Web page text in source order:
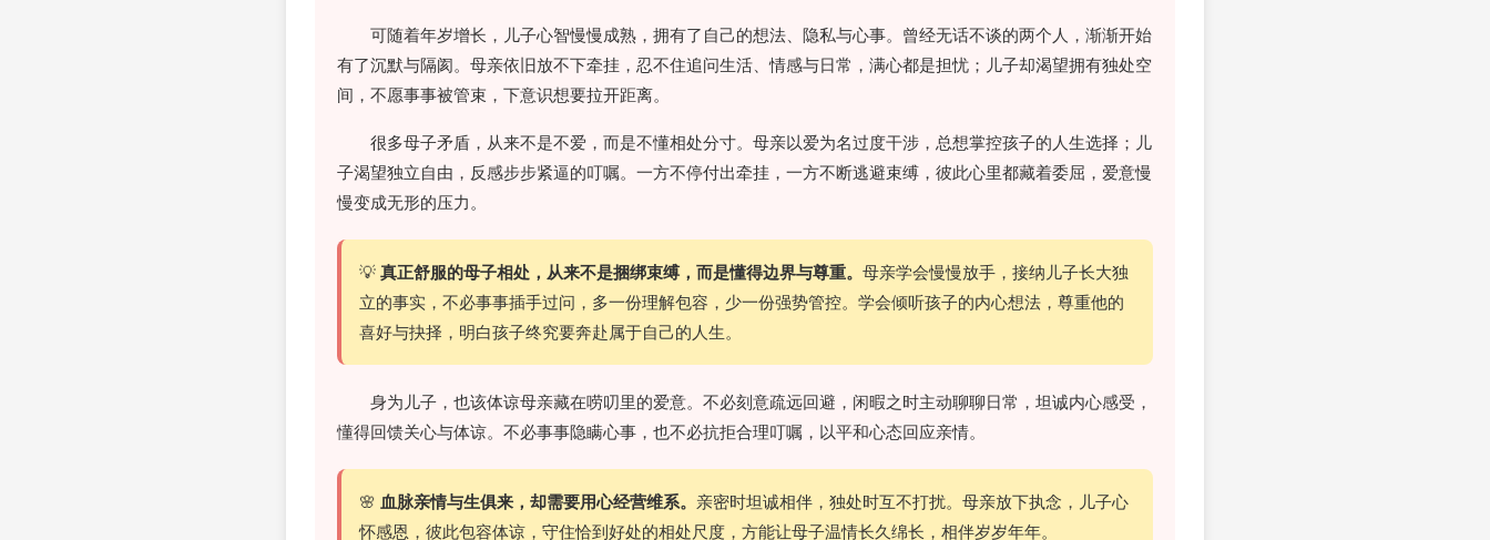
可随着年岁增长，儿子心智慢慢成熟，拥有了自己的想法、隐私与心事。曾经无话不谈的两个人，渐渐开始
有了沉默与隔阂。母亲依旧放不下牵挂，忍不住追问生活、情感与日常，满心都是担忧；儿子却渴望拥有独处空
间，不愿事事被管束，下意识想要拉开距离。
很多母子矛盾，从来不是不爱，而是不懂相处分寸。母亲以爱为名过度干涉，总想掌控孩子的人生选择；儿
子渴望独立自由，反感步步紧逼的叮嘱。一方不停付出牵挂，一方不断逃避束缚，彼此心里都藏着委屈，爱意慢
慢变成无形的压力。
💡 真正舒服的母子相处，从来不是捆绑束缚，而是懂得边界与尊重。 母亲学会慢慢放手，接纳儿子长大独
立的事实，不必事事插手过问，多一份理解包容，少一份强势管控。学会倾听孩子的内心想法，尊重他的
喜好与抉择，明白孩子终究要奔赴属于自己的人生。
身为儿子，也该体谅母亲藏在唠叨里的爱意。不必刻意疏远回避，闲暇之时主动聊聊日常，坦诚内心感受，
懂得回馈关心与体谅。不必事事隐瞒心事，也不必抗拒合理叮嘱，以平和心态回应亲情。
🌸 血脉亲情与生俱来，却需要用心经营维系。 亲密时坦诚相伴，独处时互不打扰。母亲放下执念，儿子心
怀感恩，彼此包容体谅，守住恰到好处的相处尺度，方能让母子温情长久绵长，相伴岁岁年年。